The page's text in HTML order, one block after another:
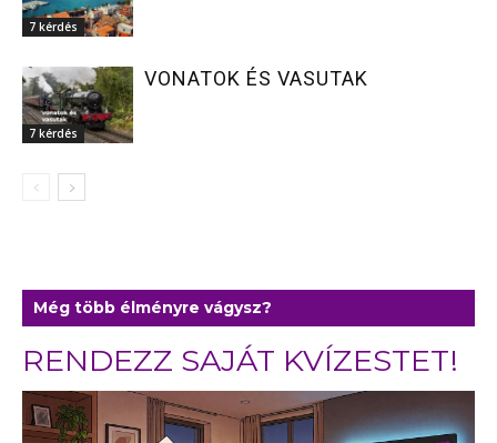
7 kérdés
7 kérdés
VONATOK ÉS VASUTAK
Még több élményre vágysz?
RENDEZZ SAJÁT KVÍZESTET!